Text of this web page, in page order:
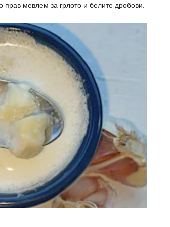
мевлем за грлото и белите дробови.